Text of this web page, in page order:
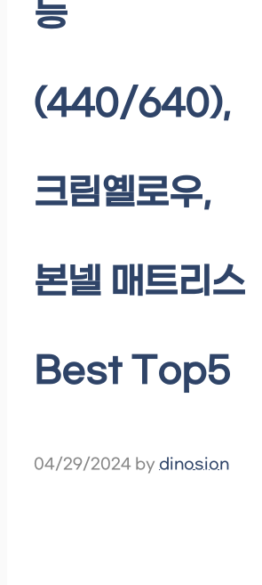
능
(440/640),
크림옐로우,
본넬 매트리스
Best Top5
04/29/2024 by dinosion